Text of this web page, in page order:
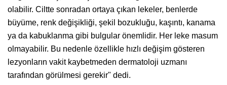
olabilir. Ciltte sonradan ortaya çıkan lekeler, benlerde
büyüme, renk değişikliği, şekil bozukluğu, kaşıntı, kanama
ya da kabuklanma gibi bulgular önemlidir. Her leke masum
olmayabilir. Bu nedenle özellikle hızlı değişim gösteren
lezyonların vakit kaybetmeden dermatoloji uzmanı
tarafından görülmesi gerekir" dedi.